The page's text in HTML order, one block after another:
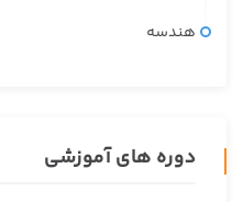
هندسه
دوره های آموزشی